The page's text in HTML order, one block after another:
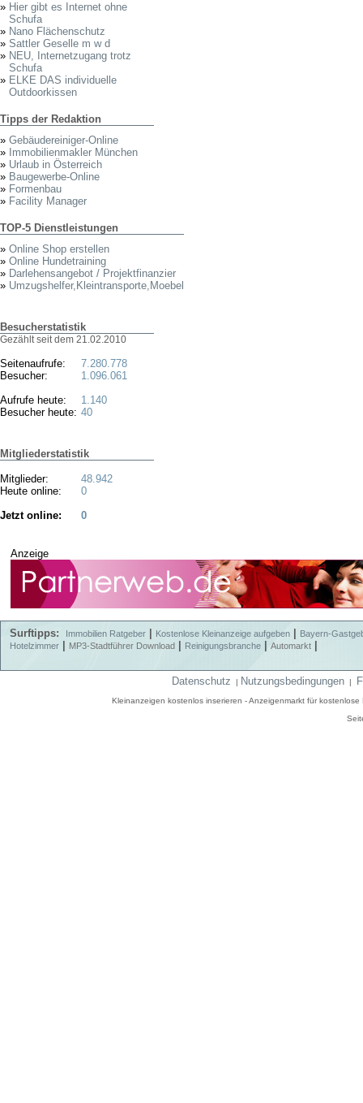
» Hier gibt es Internet ohne
Schufa
» Nano Flächenschutz
» Sattler Geselle m w d
» NEU, Internetzugang trotz
Schufa
» ELKE DAS individuelle
Outdoorkissen
Tipps der Redaktion
» Gebäudereiniger-Online
» Immobilienmakler München
» Urlaub in Österreich
» Baugewerbe-Online
» Formenbau
» Facility Manager
TOP-5 Dienstleistungen
» Online Shop erstellen
» Online Hundetraining
» Darlehensangebot / Projektfinanzier
» Umzugshelfer,Kleintransporte,Moebel
Besucherstatistik
Gezählt seit dem 21.02.2010
Seitenaufrufe:
Besucher:
Aufrufe heute:
Besucher heute:
7.280.778
1.096.061
1.140
40
Mitgliederstatistik
Mitglieder:
Heute online:
48.942
0
Jetzt online:
0
Anzeige
Surftipps: Immobilien Ratgeber Kostenlose Kleinanzeige aufgeben
Bayern-
Hotelzimmer
MP3-Stadtführer Download Reinigungsbranche Automarkt
Datenschutz | Nutzungsbedingungen |
Kleinanzeigen kostenlos inserieren - Anzeigenmarkt für